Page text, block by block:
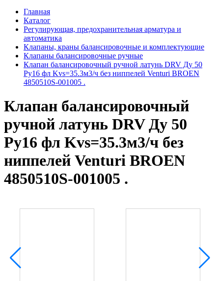
Главная
Каталог
Регулирующая, предохранительная арматура и
автоматика
Клапаны, краны балансировочные и комплектующие
Клапаны балансировочные ручные
Клапан балансировочный ручной латунь DRV Ду 50
Ру16 фл Kvs=35.3м3/ч без ниппелей Venturi BROEN
4850510S-001005 .
Клапан балансировочный
ручной латунь DRV Ду 50
Ру16 фл Kvs=35.3м3/ч без
ниппелей Venturi BROEN
4850510S-001005 .